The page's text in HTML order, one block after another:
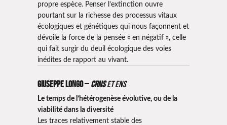
propre espèce. Penser l’extinction ouvre
pourtant sur la richesse des processus vitaux
écologiques et génétiques qui nous façonnent et
dévoile la force de la pensée « en négatif », celle
qui fait surgir du deuil écologique des voies
inédites de rapport au vivant.
Giuseppe Longo–CRNSet ENS
Le temps de l’hétérogenèse évolutive, ou de la
viabilité dans la diversité
Les traces relativement stable des